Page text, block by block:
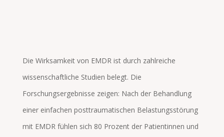
Die Wirksamkeit von EMDR ist durch zahlreiche
wissenschaftliche Studien belegt. Die
Forschungsergebnisse zeigen: Nach der Behandlung
einer einfachen posttraumatischen Belastungsstörung
mit EMDR fühlen sich 80 Prozent der Patientinnen und